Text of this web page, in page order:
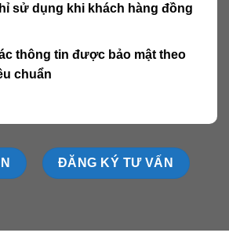
sử dụng khi khách hàng đồng
thông tin được bảo mật theo
chuẩn
ĐĂNG KÝ TƯ VẤN